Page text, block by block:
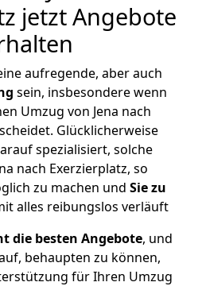
jetzt Angebote
aufregende, aber auch
sein, insbesondere wenn
Umzug von Jena nach
Glücklicherweise
spezialisiert, solche
nach Exerzierplatz, so
zu machen und Sie zu
alles reibungslos verläuft
die besten Angebote, und
behaupten zu können,
für Ihren Umzug